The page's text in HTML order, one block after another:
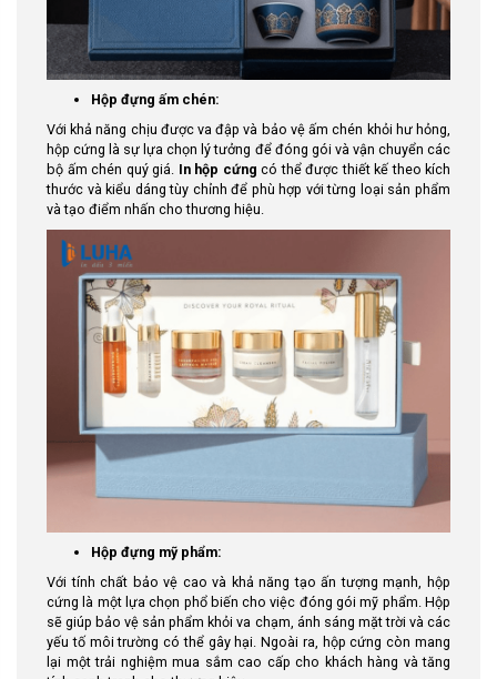
Hộp đựng ấm chén:
Với khả năng chịu được va đập và bảo vệ ấm chén khỏi hư hỏng,
hộp cứng là sự lựa chọn lý tưởng để đóng gói và vận chuyển các
bộ ấm chén quý giá. In hộp cứng có thể được thiết kế theo kích
thước và kiểu dáng tùy chỉnh để phù hợp với từng loại sản phẩm
và tạo điểm nhấn cho thương hiệu.
Hộp đựng mỹ phẩm:
Với tính chất bảo vệ cao và khả năng tạo ấn tượng mạnh, hộp
cứng là một lựa chọn phổ biến cho việc đóng gói mỹ phẩm. Hộp
sẽ giúp bảo vệ sản phẩm khỏi va chạm, ánh sáng mặt trời và các
yếu tố môi trường có thể gây hại. Ngoài ra, hộp cứng còn mang
lại một trải nghiệm mua sắm cao cấp cho khách hàng và tăng